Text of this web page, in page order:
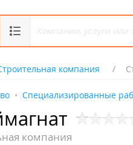
компания
Специализированные
компания